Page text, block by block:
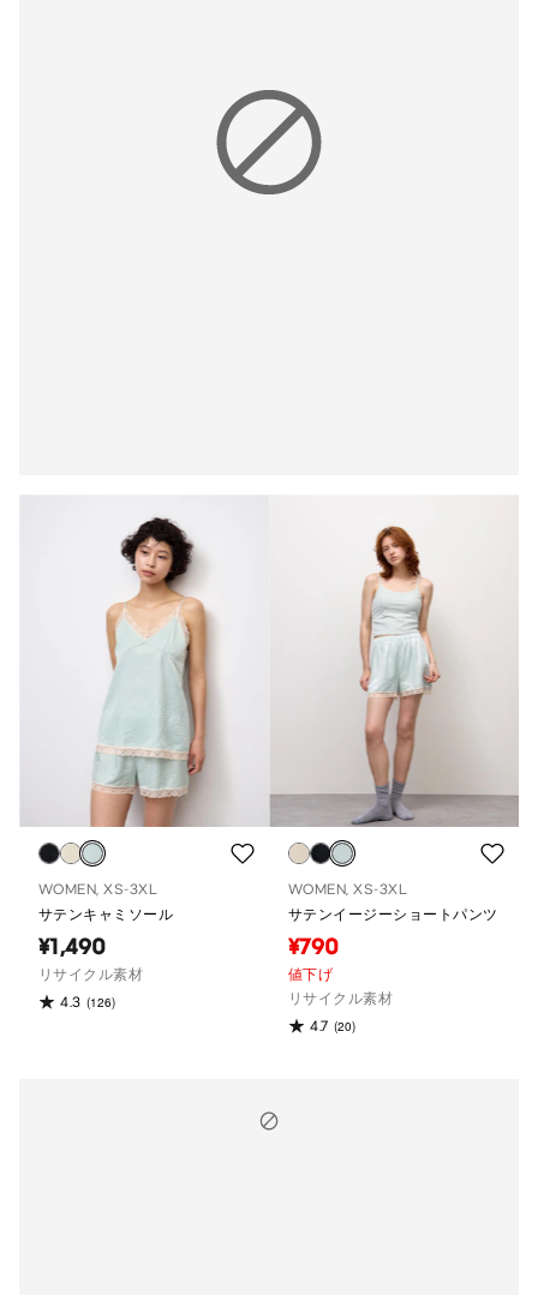
WOMEN, XS-3XL
サテンキャミソール
¥1,490
リサイクル素材
4.3 (126)
WOMEN, XS-3XL
サテンイージーショートパンツ
¥790
値下げ
リサイクル素材
4.7 (20)